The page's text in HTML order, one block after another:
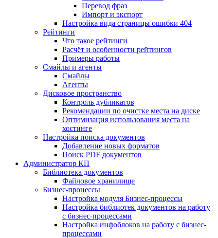
Перевод фраз
Импорт и экспорт
Настройка вида страницы ошибки 404
Рейтинги
Что такое рейтинги
Расчёт и особенности рейтингов
Примеры работы
Смайлы и агенты
Смайлы
Агенты
Дисковое пространство
Контроль дубликатов
Рекомендации по очистке места на диске
Оптимизация использования места на
хостинге
Настройка поиска документов
Добавление новых форматов
Поиск PDF документов
Администратор КП
Библиотека документов
Файловое хранилище
Бизнес-процессы
Настройка модуля Бизнес-процессы
Настройка библиотек документов на работу
с бизнес-процессами
Настройка инфоблоков на работу с бизнес-
процессами